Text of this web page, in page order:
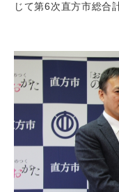
じて第6次直方市総合